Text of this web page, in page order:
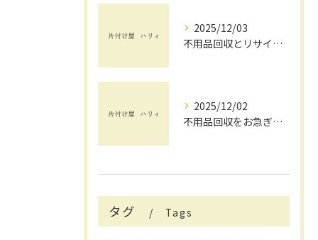
2025/12/03
不用品回収とリサイクルを茨城県で安心して依頼するためのチェックポイント
2025/12/02
不用品回収をお急ぎで依頼したい方へ茨城県で失敗しない業者選びと即日対応のポイント
タグ Tags